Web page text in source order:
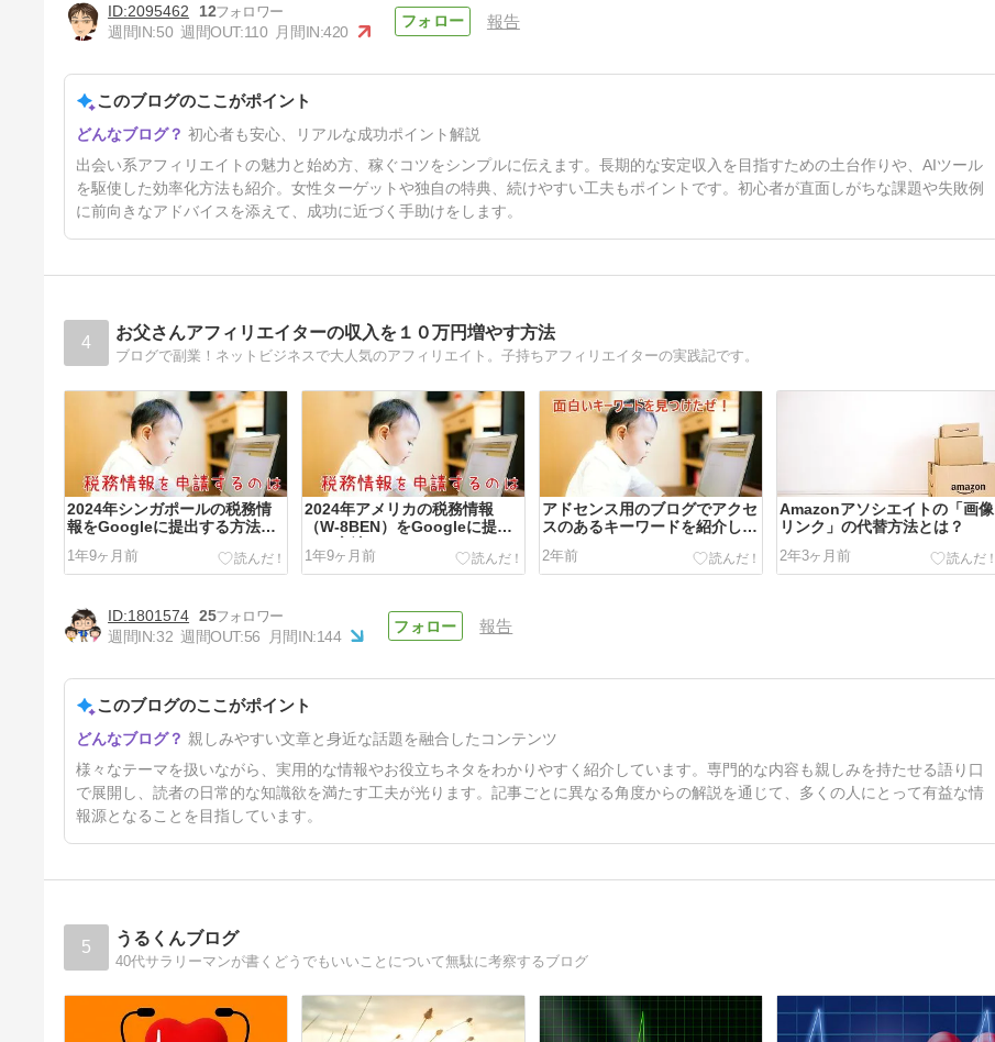
出会い系アフィリエイト初心者
がAIリライトで記事量産して稼
2095462
12
週間IN:50 週間OUT:110 月間IN:420
報告
このブログのここがポイント
初心者も安心、リアルな成功ポイント解説
出会い系アフィリエイトの魅力と始め方、稼ぐコツをシンプルに伝えます。長期的な安定収入を目指すための土台作りや、AIツール
を駆使した効率化方法も紹介。女性ターゲットや独自の特典、続けやすい工夫もポイントです。初心者が直面しがちな課題や失敗例
に前向きなアドバイスを添えて、成功に近づく手助けをします。
4 お父さんアフィリエイターの収入を１０万円増やす方法
ブログで副業！ネットビジネスで大人気のアフィリエイト。子持ちアフィリエイターの実践記です。
2024年シンガポールの税務情
報をGoogleに提出する方法
[GoogleAdSense]
1年9ヶ月前
2024年アメリカの税務情報
（W-8BEN）をGoogleに提出
する方法[GoogleAdSense]
1年9ヶ月前
アドセンス用のブログでアクセ
スのあるキーワードを紹介しま
2年前
Amazonアソシエイトの「画像
リンク」の代替方法とは？
2年3ヶ月前
使えなくなったAmazonの画像
リンクから商品を知る方法と
2年6ヶ月前
1801574 25
週間IN:32 週間OUT:56 月間IN:144
報告
このブログのここがポイント
親しみやすい文章と身近な話題を融合したコンテンツ
様々なテーマを扱いながら、実用的な情報やお役立ちネタをわかりやすく紹介しています。専門的な内容も親しみを持たせる語り口
で展開し、読者の日常的な知識欲を満たす工夫が光ります。記事ごとに異なる角度からの解説を通じて、多くの人にとって有益な情
報源となることを目指しています。
5 うるくんブログ
40代サラリーマンが書くどうでもいいことについて無駄に考察するブログ